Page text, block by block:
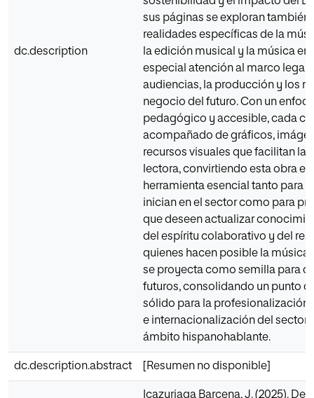
dc.description
sus páginas se exploran también
realidades específicas de la
la edición musical y la música en
especial atención al marco legal,
audiencias, la producción y los
negocio del futuro. Con un
pedagógico y accesible, cada
acompañado de gráficos,
recursos visuales que facilitan la
lectora, convirtiendo esta obra en
herramienta esencial tanto para
inician en el sector como para
que deseen actualizar
del espíritu colaborativo y del
quienes hacen posible la música,
se proyecta como semilla para
futuros, consolidando un punto
sólido para la
e internacionalización del sector
ámbito hispanohablante.
dc.description.abstract [Resumen no disponible]
Icazuriaga Barcena, J. (2025). De